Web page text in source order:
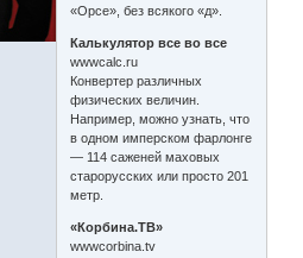
«Орсе», без всякого «д».
Калькулятор все во все
wwwcalc.ru
Конвертер различных
физических величин.
Например, можно узнать, что
в одном имперском фарлонге
— 114 саженей маховых
старорусских или просто 201
метр.
«Корбина.ТВ»
wwwcorbina.tv